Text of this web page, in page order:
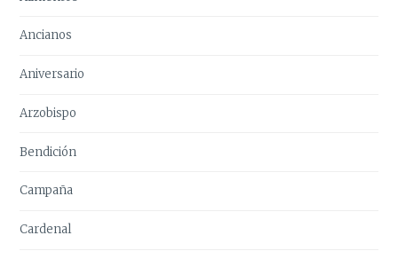
Ancianos
Aniversario
Arzobispo
Bendición
Campaña
Cardenal